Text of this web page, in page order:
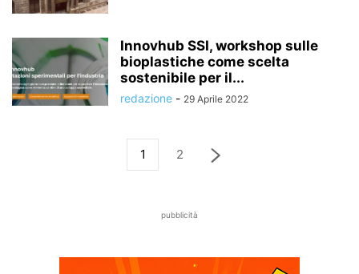
Innovhub SSI, workshop sulle
bioplastiche come scelta
sostenibile per il...
redazione - 29 Aprile 2022
1 2
pubblicità